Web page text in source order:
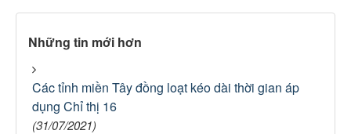
Những tin mới hơn
Các tỉnh miền Tây đồng loạt kéo dài thời gian áp
dụng Chỉ thị 16
(31/07/2021)